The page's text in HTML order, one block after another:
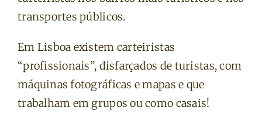
transportes públicos.
Em Lisboa existem carteiristas
“profissionais”, disfarçados de turistas, com
máquinas fotográficas e mapas e que
trabalham em grupos ou como casais!